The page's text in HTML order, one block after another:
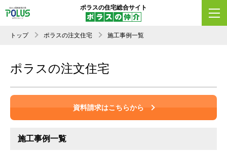
ポラスの住宅総合サイト
トップ ポラスの注文住宅 施工事例一覧
ポラスの注文住宅
資料請求はこちらから
施工事例一覧